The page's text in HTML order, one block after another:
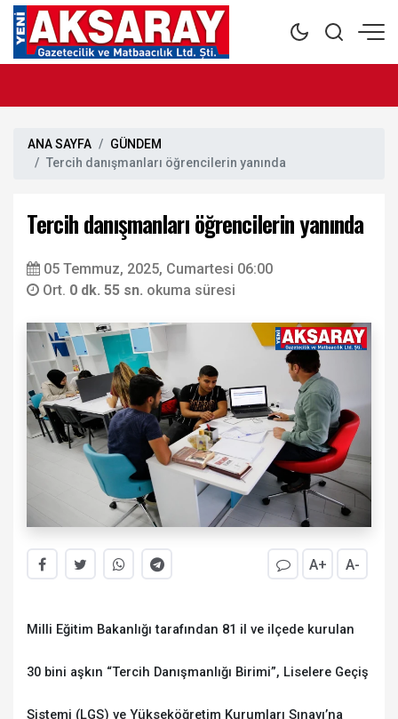
ANA SAYFA
GÜNDEM
Tercih danışmanları öğrencilerin yanında
Tercih danışmanları öğrencilerin yanında
05 Temmuz, 2025, Cumartesi 06:00
Ort. 0 dk. 55 sn. okuma süresi
A+ A-
Milli Eğitim Bakanlığı tarafından 81 il ve ilçede kurulan
30 bini aşkın “Tercih Danışmanlığı Birimi”, Liselere Geçiş
Sistemi (LGS) ve Yükseköğretim Kurumları Sınavı’na